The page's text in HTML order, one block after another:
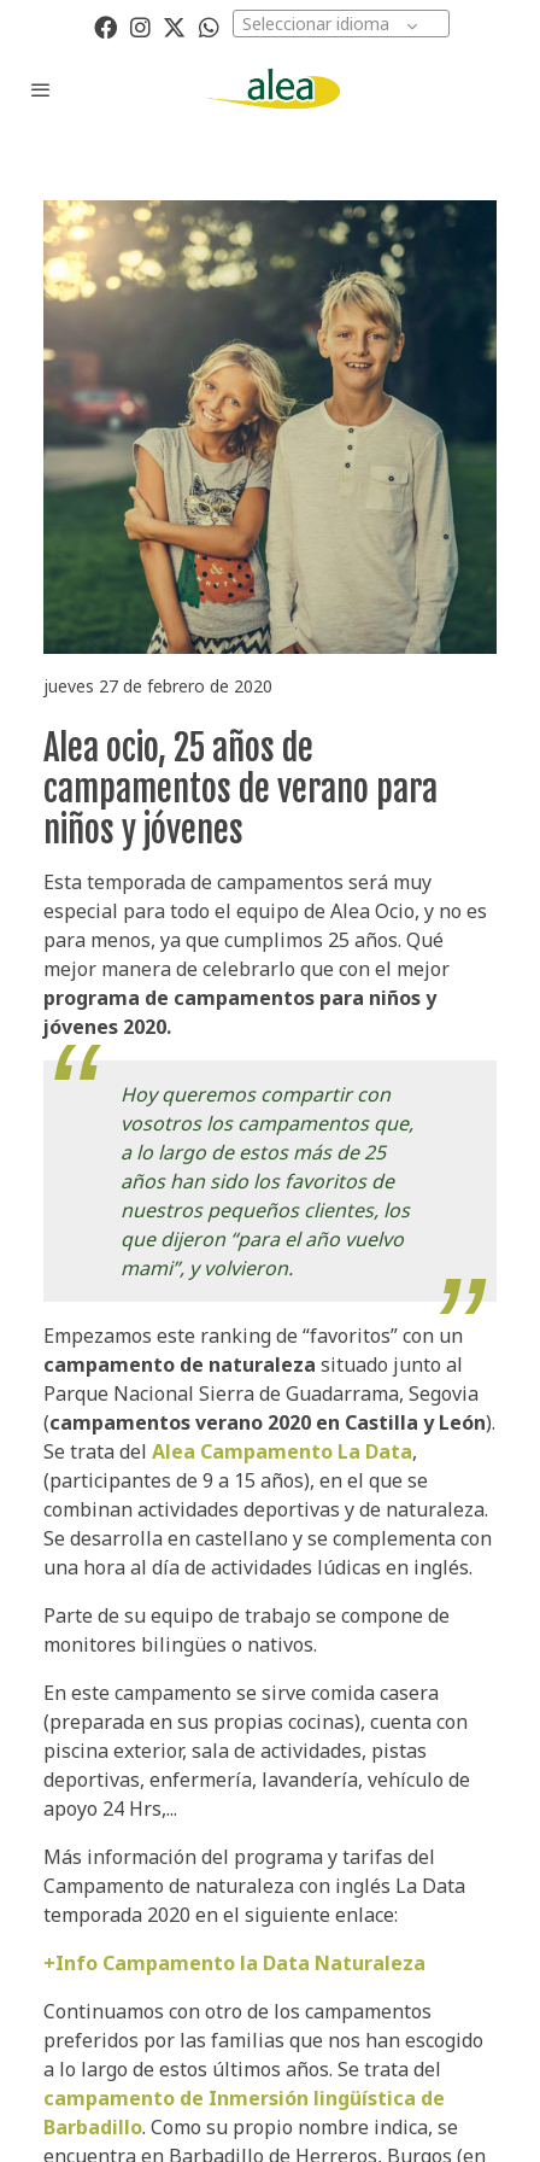
Seleccionar idioma
jueves 27 de febrero de 2020
Alea ocio, 25 años de
campamentos de verano para
niños y jóvenes
Esta temporada de campamentos será muy
especial para todo el equipo de Alea Ocio, y no es
para menos, ya que cumplimos 25 años. Qué
mejor manera de celebrarlo que con el mejor
programa de campamentos para niños y
jóvenes 2020.
Hoy queremos compartir con
vosotros los campamentos que,
a lo largo de estos más de 25
años han sido los favoritos de
nuestros pequeños clientes, los
que dijeron “para el año vuelvo
mami”, y volvieron.
Empezamos este ranking de “favoritos” con un
campamento de naturaleza situado junto al
Parque Nacional Sierra de Guadarrama, Segovia
(campamentos verano 2020 en Castilla y León).
Se trata del Alea Campamento La Data,
(participantes de 9 a 15 años), en el que se
combinan actividades deportivas y de naturaleza.
Se desarrolla en castellano y se complementa con
una hora al día de actividades lúdicas en inglés.
Parte de su equipo de trabajo se compone de
monitores bilingües o nativos.
En este campamento se sirve comida casera
(preparada en sus propias cocinas), cuenta con
piscina exterior, sala de actividades, pistas
deportivas, enfermería, lavandería, vehículo de
apoyo 24 Hrs,...
Más información del programa y tarifas del
Campamento de naturaleza con inglés La Data
temporada 2020 en el siguiente enlace:
+Info Campamento la Data Naturaleza
Continuamos con otro de los campamentos
preferidos por las familias que nos han escogido
a lo largo de estos últimos años. Se trata del
campamento de Inmersión lingüística de
Barbadillo. Como su propio nombre indica, se
encuentra en Barbadillo de Herreros, Burgos (en